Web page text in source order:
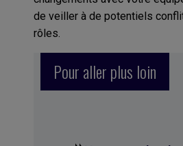
de veiller à de potentiels
rôles.
Pour aller plus loin